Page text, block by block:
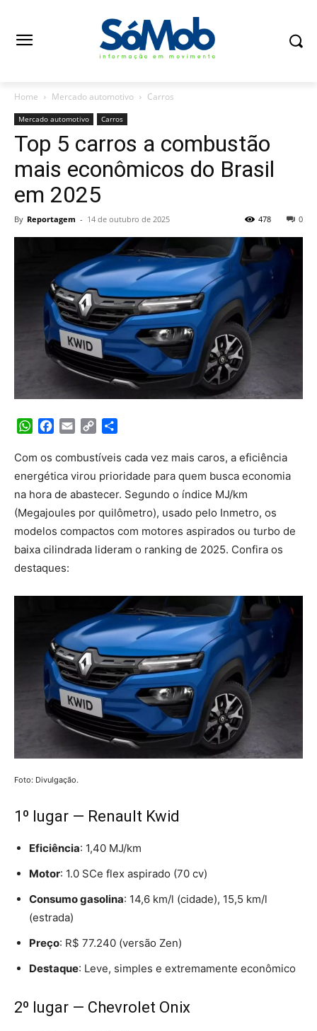
Home Mercado automotivo Carros
Mercado automotivo Carros
Top 5 carros a combustão
mais econômicos do Brasil
em 2025
By Reportagem - 14 de outubro de 2025 0
478
WhatsApp
Facebook
Email Copy
Com os combustíveis cada vez mais caros, a eficiência
energética virou prioridade para quem busca economia
na hora de abastecer. Segundo o índice MJ/km
(Megajoules por quilômetro), usado pelo Inmetro, os
modelos compactos com motores aspirados ou turbo de
baixa cilindrada lideram o ranking de 2025. Confira os
destaques:
Foto: Divulgação.
1º lugar — Renault Kwid
Eficiência: 1,40 MJ/km
Motor: 1.0 SCe flex aspirado (70 cv)
Consumo gasolina: 14,6 km/l (cidade), 15,5 km/l
(estrada)
Preço: R$ 77.240 (versão Zen)
Destaque: Leve, simples e extremamente econômico
2º lugar — Chevrolet Onix